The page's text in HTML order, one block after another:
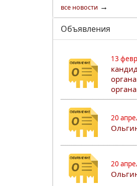
все новости →
Объявления
13
20
20